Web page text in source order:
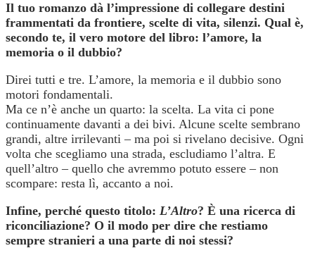
Il tuo romanzo dà l’impressione di collegare destini
frammentati da frontiere, scelte di vita, silenzi. Qual è,
secondo te, il vero motore del libro: l’amore, la
memoria o il dubbio?
Direi tutti e tre. L’amore, la memoria e il dubbio sono
motori fondamentali.
Ma ce n’è anche un quarto: la scelta. La vita ci pone
continuamente davanti a dei bivi. Alcune scelte sembrano
grandi, altre irrilevanti – ma poi si rivelano decisive. Ogni
volta che scegliamo una strada, escludiamo l’altra. E
quell’altro – quello che avremmo potuto essere – non
scompare: resta lì, accanto a noi.
Infine, perché questo titolo: L’Altro? È una ricerca di
riconciliazione? O il modo per dire che restiamo
sempre stranieri a una parte di noi stessi?